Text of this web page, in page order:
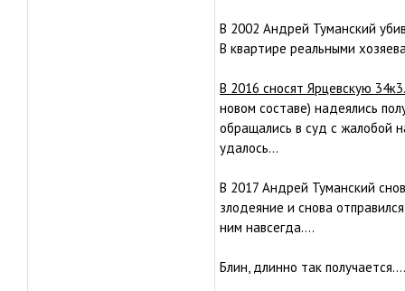
В 2002 Андрей Туманский
В квартире реальными
В 2016 сносят Ярцевскую
новом составе) надеялись
обращались в суд с жалобой
удалось...
В 2017 Андрей Туманский
злодеяние и снова
ним навсегда....
Блин, длинно так получается....